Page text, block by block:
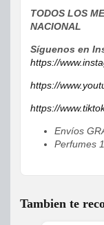
TODOS LOS
NACIONAL
Síguenos en
https://
https://
https://
Envíos
Perfumes
Tambien te